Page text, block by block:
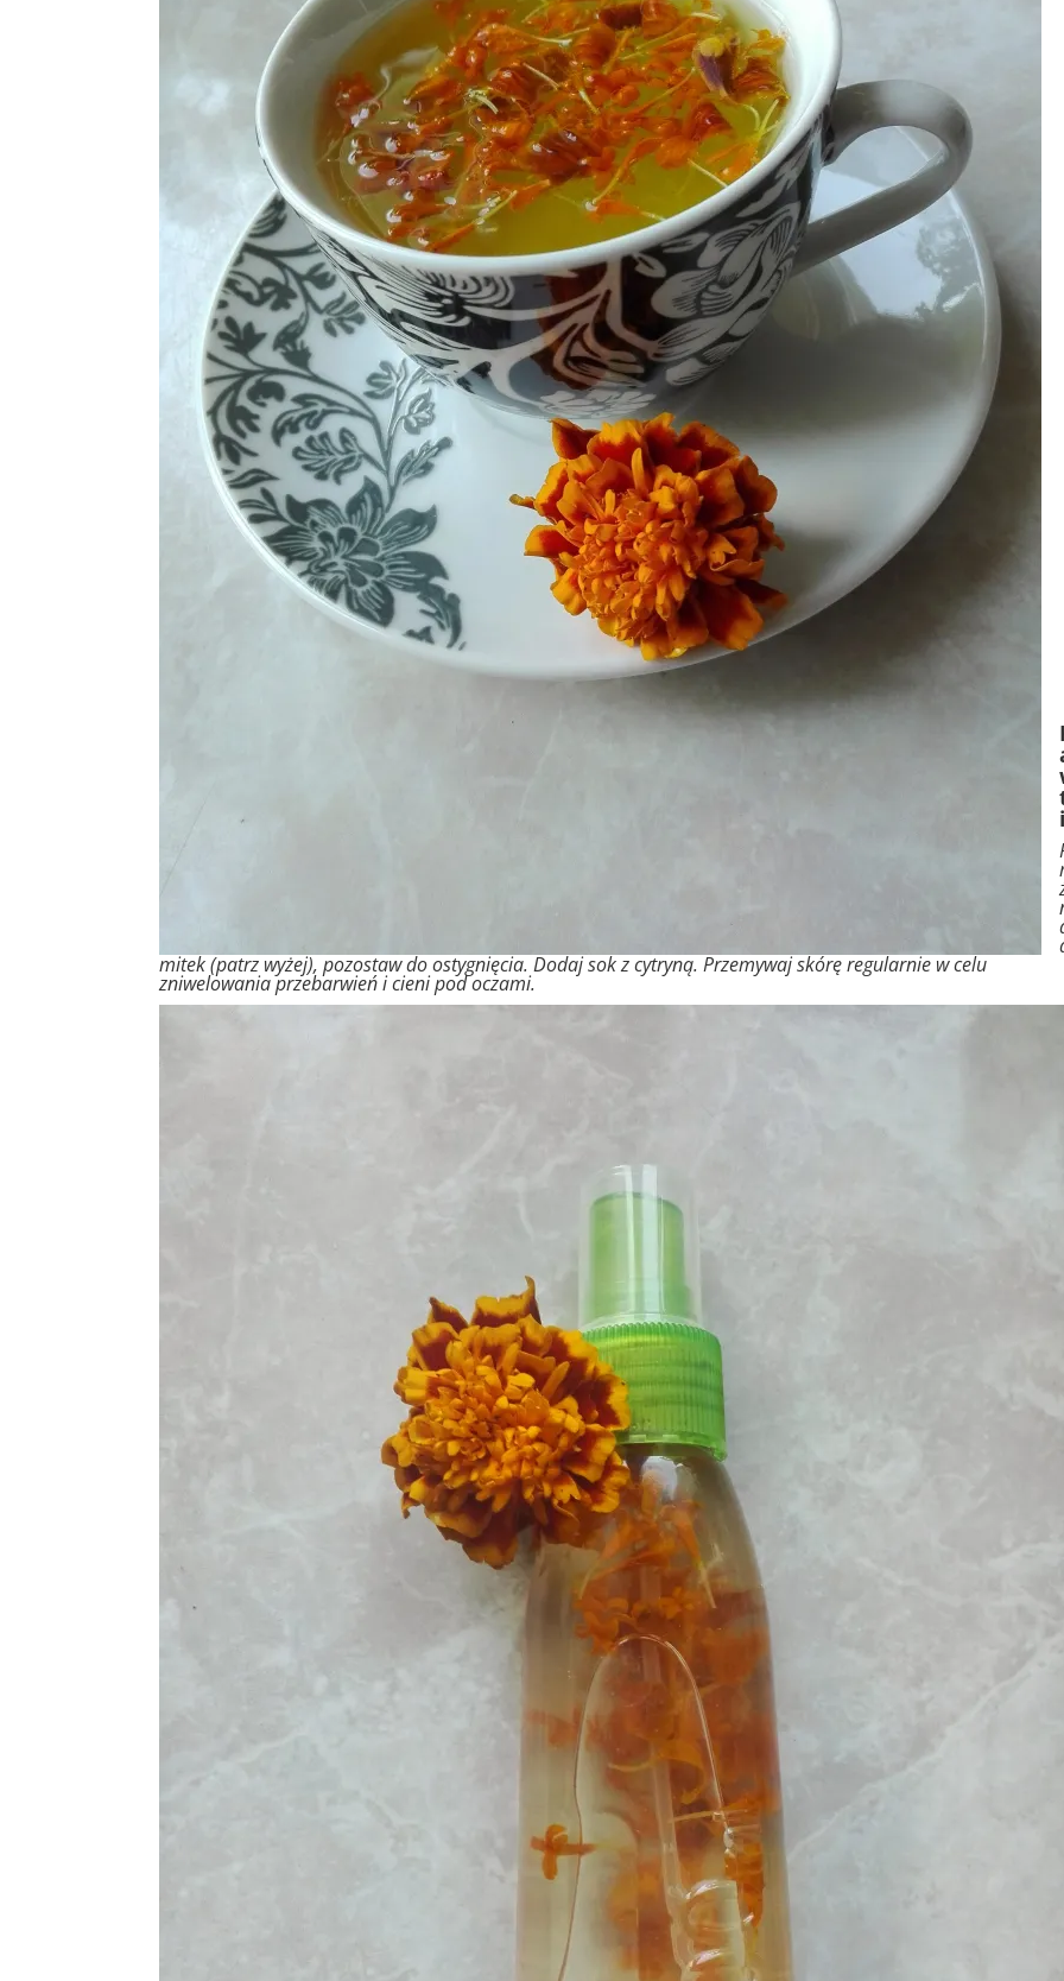
mitek (patrz wyżej), pozostaw do ostygnięcia. Dodaj sok z cytryną. Przemywaj skórę regularnie w celu
zniwelowania przebarwień i cieni pod oczami.